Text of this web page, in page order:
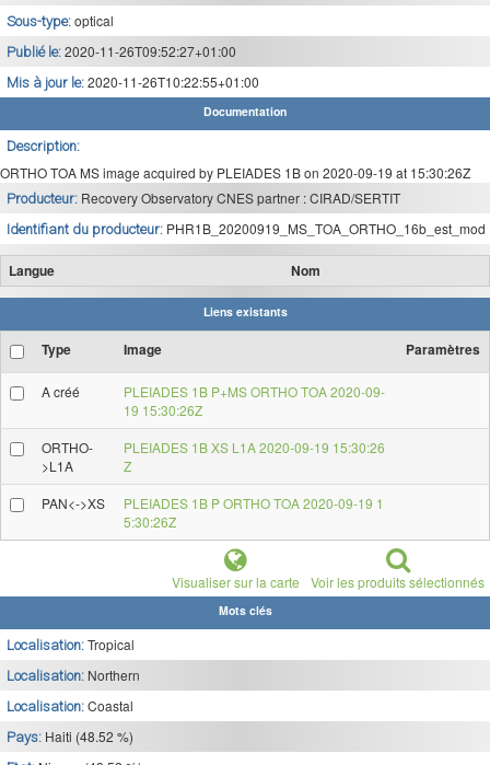
Sous-type: optical
Publié le: 2020-11-26T09:52:27+01:00
Mis à jour le: 2020-11-26T10:22:55+01:00
Documentation
Description:
ORTHO TOA MS image acquired by PLEIADES 1B on 2020-09-19 at 15:30:26Z
Producteur: Recovery Observatory CNES partner : CIRAD/SERTIT
Identifiant du producteur: PHR1B_20200919_MS_TOA_ORTHO_16b_est_mod
Langue Nom
Liens existants
Type Image Paramètres
A créé
PLEIADES 1B P+MS ORTHO TOA 2020-09-
19 15:30:26Z
ORTHO-
>L1A
PLEIADES 1B XS L1A 2020-09-19 15:30:26
Z
PAN<->XS
PLEIADES 1B P ORTHO TOA 2020-09-19 1
5:30:26Z
Visualiser sur la carte Voir les produits sélectionnés
Mots clés
Localisation: Tropical
Localisation: Northern
Localisation: Coastal
Pays: Haiti (48.52 %)